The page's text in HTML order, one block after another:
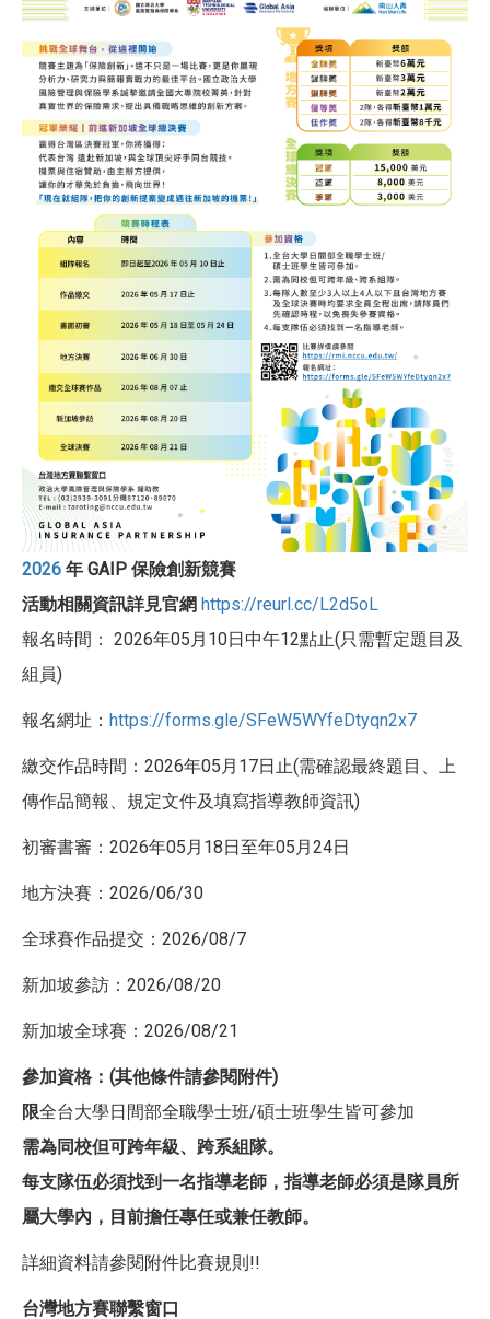
2026 年 GAIP 保險創新競賽
活動相關資訊詳見官網 https://reurl.cc/L2d5oL
報名時間： 2026年05月10日中午12點止(只需暫定題目及
組員)
報名網址： https://forms.gle/SFeW5WYfeDtyqn2x7
繳交作品時間：2026年05月17日止(需確認最終題目、上
傳作品簡報、規定文件及填寫指導教師資訊)
初審書審：2026年05月18日至年05月24日
地方決賽：2026/06/30
全球賽作品提交：2026/08/7
新加坡參訪：2026/08/20
新加坡全球賽：2026/08/21
參加資格：(其他條件請參閱附件)
限全台大學日間部全職學士班/碩士班學生皆可參加
需為同校但可跨年級、跨系組隊。
每支隊伍必須找到一名指導老師，指導老師必須是隊員所
屬大學內，目前擔任專任或兼任教師。
詳細資料請參閱附件比賽規則!!
台灣地方賽聯繫窗口